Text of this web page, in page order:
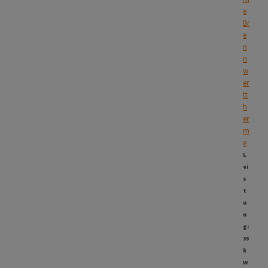
e
Br
e
n
n
w
er
tt
h
er
m
e
L
ei
s
t
u
n
g:
35
k
W